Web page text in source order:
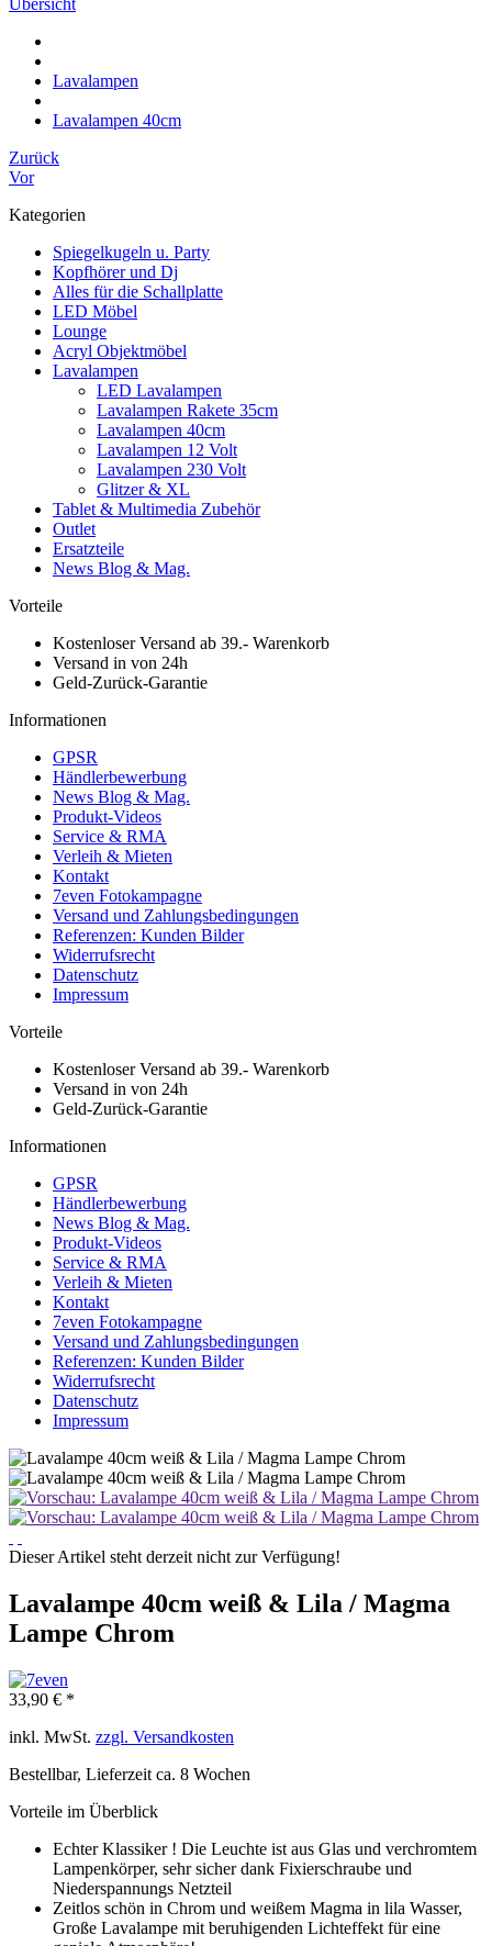
Übersicht
Lavalampen
Lavalampen 40cm
Zurück
Vor
Kategorien
Spiegelkugeln u. Party
Kopfhörer und Dj
Alles für die Schallplatte
LED Möbel
Lounge
Acryl Objektmöbel
Lavalampen
LED Lavalampen
Lavalampen Rakete 35cm
Lavalampen 40cm
Lavalampen 12 Volt
Lavalampen 230 Volt
Glitzer & XL
Tablet & Multimedia Zubehör
Outlet
Ersatzteile
News Blog & Mag.
Vorteile
Kostenloser Versand ab 39.- Warenkorb
Versand in von 24h
Geld-Zurück-Garantie
Informationen
GPSR
Händlerbewerbung
News Blog & Mag.
Produkt-Videos
Service & RMA
Verleih & Mieten
Kontakt
7even Fotokampagne
Versand und Zahlungsbedingungen
Referenzen: Kunden Bilder
Widerrufsrecht
Datenschutz
Impressum
Vorteile
Kostenloser Versand ab 39.- Warenkorb
Versand in von 24h
Geld-Zurück-Garantie
Informationen
GPSR
Händlerbewerbung
News Blog & Mag.
Produkt-Videos
Service & RMA
Verleih & Mieten
Kontakt
7even Fotokampagne
Versand und Zahlungsbedingungen
Referenzen: Kunden Bilder
Widerrufsrecht
Datenschutz
Impressum
Dieser Artikel steht derzeit nicht zur Verfügung!
Lavalampe 40cm weiß & Lila / Magma
Lampe Chrom
33,90 € *
inkl. MwSt. zzgl. Versandkosten
Bestellbar, Lieferzeit ca. 8 Wochen
Vorteile im Überblick
Echter Klassiker ! Die Leuchte ist aus Glas und verchromtem
Lampenkörper, sehr sicher dank Fixierschraube und
Niederspannungs Netzteil
Zeitlos schön in Chrom und weißem Magma in lila Wasser,
Große Lavalampe mit beruhigenden Lichteffekt für eine